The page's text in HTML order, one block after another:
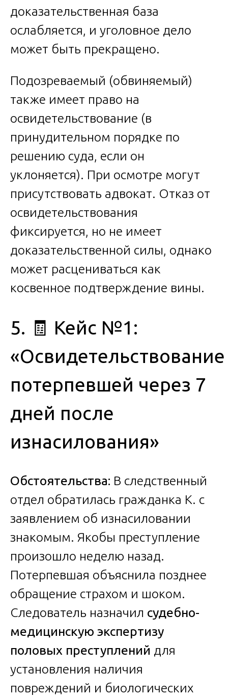
доказательственная база
ослабляется, и уголовное дело
может быть прекращено.
Подозреваемый (обвиняемый)
также имеет право на
освидетельствование (в
принудительном порядке по
решению суда, если он
уклоняется). При осмотре могут
присутствовать адвокат. Отказ от
освидетельствования
фиксируется, но не имеет
доказательственной силы, однако
может расцениваться как
косвенное подтверждение вины.
5. 🧾 Кейс №1:
«Освидетельствование
потерпевшей через 7
дней после
изнасилования»
Обстоятельства: В следственный
отдел обратилась гражданка К. с
заявлением об изнасиловании
знакомым. Якобы преступление
произошло неделю назад.
Потерпевшая объяснила позднее
обращение страхом и шоком.
Следователь назначил судебно-
медицинскую экспертизу
половых преступлений для
установления наличия
повреждений и биологических